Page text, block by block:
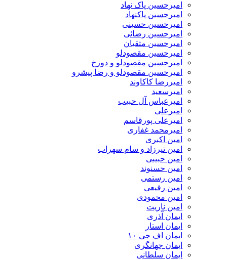
امیرحسین پاک نهاد
امیرحسین پاکنهاد
امیرحسین حسینی
امیرحسین رضائی
امیرحسین متقیان
امیرحسین مقصودلو
امیرحسین مقصودلو و دوزخ
امیرحسین مقصودلو و رضا پیشرو
امیررضا کاکاوند
امیرسعید
امیرعباس آل حبیب
امیرعلی
امیرعلی پورقاسم
امیرمحمد غفاری
امین اکبری
امین تیرزاد و سام سهراب
امین حبیبی
امین حسنوند
امین رستمی
امین رفیعی
امین محمودی
امین ناریت
ایمان آذری
ایمان استار
ایمان اف جی ۱۰
ایمان جهانگری
ایمان سلطانی